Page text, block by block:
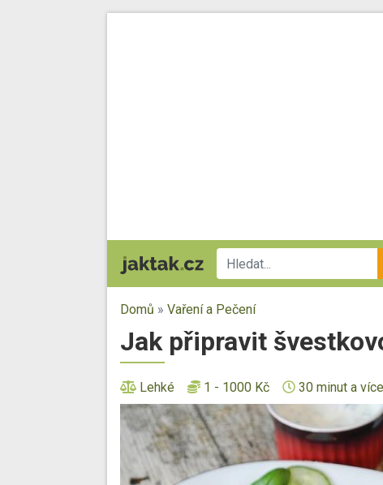
Domů » Vaření a Pečení
Jak připravit
Lehké 1 - 1000 Kč 30 minut a více